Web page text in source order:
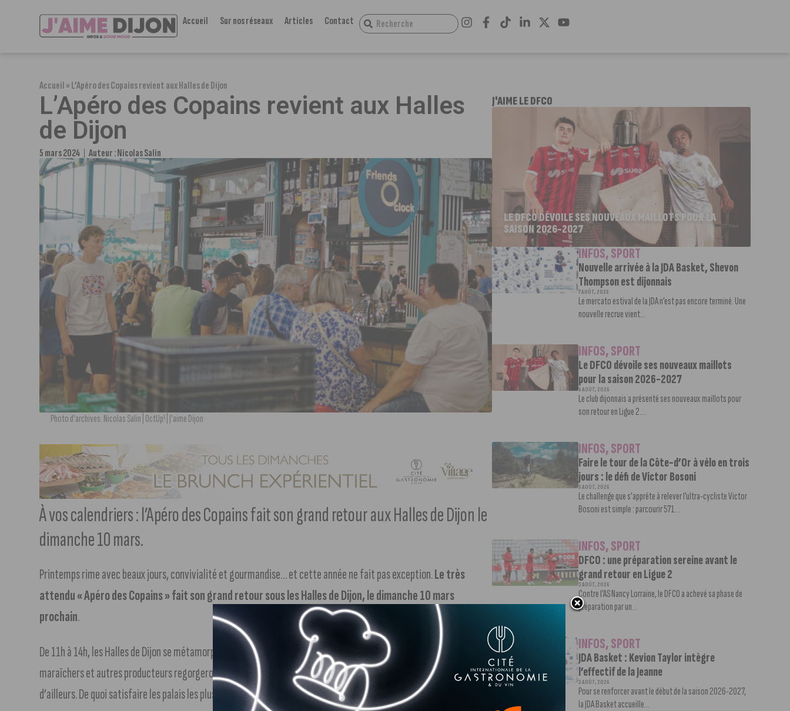
Accueil Sur nos réseaux Articles Contact
Accueil»L’Apéro des Copains revient aux Halles de Dijon
L’Apéro des Copains revient aux Halles
de Dijon
5 mars 2024 Auteur :Nicolas Salin
Photo d'archives. Nicolas Salin | OctUp! | J'aime Dijon
À vos calendriers : l’Apéro des Copains fait son grand retour aux Halles de Dijon le
dimanche 10 mars.
Printemps rime avec beaux jours, convivialité et gourmandise… et cette année ne fait pas exception.Le très
attendu « Apéro des Copains » fait son grand retour sous les Halles de Dijon, le dimanche 10 mars
prochain.
De 11h à 14h, les Halles de Dijon se métamorphoseront en un véritable paradis pour les épicuriens. Les étals des
maraîchers et autres producteurs regorgeront de planches apéritives, de spécialités régionales et de tapas d’ici et
d’ailleurs. De quoi satisfaire les palais les plus exigeants et découvrir de nouvelles saveurs !
J'AIME LE DFCO
LE DFCO DÉVOILE SES NOUVEAUX MAILLOTS POUR LA
SAISON 2026-2027
INFOS,SPORT
Nouvelle arrivée à la JDA Basket, Shevon
Thompson est dijonnais
7 AOÛT, 2026
Le mercato estival de la JDA n’est pas encore terminé. Une
nouvelle recrue vient...
INFOS,SPORT
Le DFCO dévoile ses nouveaux maillots
pour la saison 2026-2027
6 AOÛT, 2026
Le club dijonnais a présenté ses nouveaux maillots pour
son retour en Ligue 2....
INFOS,SPORT
Faire le tour de la Côte-d’Or à vélo en trois
jours : le défi de Victor Bosoni
5 AOÛT, 2026
Le challenge que s’apprête à relever l’ultra-cycliste Victor
Bosoni est simple : parcourir 571...
INFOS,SPORT
DFCO : une préparation sereine avant le
grand retour en Ligue 2
3 AOÛT, 2026
Contre l’AS Nancy Lorraine, le DFCO a achevé sa phase de
préparation par un...
INFOS,SPORT
JDA Basket : Kevion Taylor intègre
l’effectif de la Jeanne
3 AOÛT, 2026
Pour se renforcer avant le début de la saison 2026-2027,
la JDA Basket accueille...